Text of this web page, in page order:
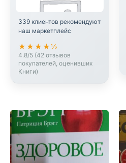
339 клиентов рекомендуют
наш маркетплейс
★★★★½
4.8/5 (42 отзывов
покупателей, оценивших
Книги)